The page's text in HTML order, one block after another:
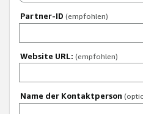
Partner-ID (empfohlen)
Website URL: (empfohlen)
Name der Kontaktperson